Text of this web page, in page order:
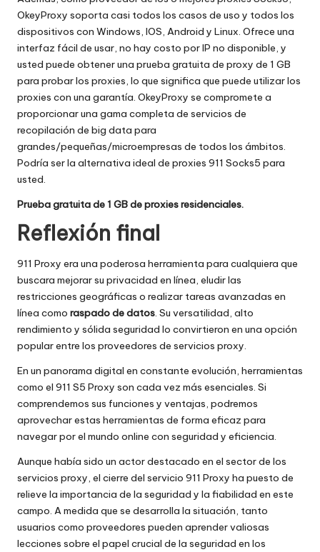
OkeyProxy soporta casi todos los casos de uso y todos los
dispositivos con Windows, IOS, Android y Linux. Ofrece una
interfaz fácil de usar, no hay costo por IP no disponible, y
usted puede obtener una prueba gratuita de proxy de 1 GB
para probar los proxies, lo que significa que puede utilizar los
proxies con una garantía. OkeyProxy se compromete a
proporcionar una gama completa de servicios de
recopilación de big data para
grandes/pequeñas/microempresas de todos los ámbitos.
Podría ser la alternativa ideal de proxies 911 Socks5 para
usted.
Prueba gratuita de 1 GB de proxies residenciales.
Reflexión final
911 Proxy era una poderosa herramienta para cualquiera que
buscara mejorar su privacidad en línea, eludir las
restricciones geográficas o realizar tareas avanzadas en
línea como raspado de datos. Su versatilidad, alto
rendimiento y sólida seguridad lo convirtieron en una opción
popular entre los proveedores de servicios proxy.
En un panorama digital en constante evolución, herramientas
como el 911 S5 Proxy son cada vez más esenciales. Si
comprendemos sus funciones y ventajas, podremos
aprovechar estas herramientas de forma eficaz para
navegar por el mundo online con seguridad y eficiencia.
Aunque había sido un actor destacado en el sector de los
servicios proxy, el cierre del servicio 911 Proxy ha puesto de
relieve la importancia de la seguridad y la fiabilidad en este
campo. A medida que se desarrolla la situación, tanto
usuarios como proveedores pueden aprender valiosas
lecciones sobre el papel crucial de la seguridad en los